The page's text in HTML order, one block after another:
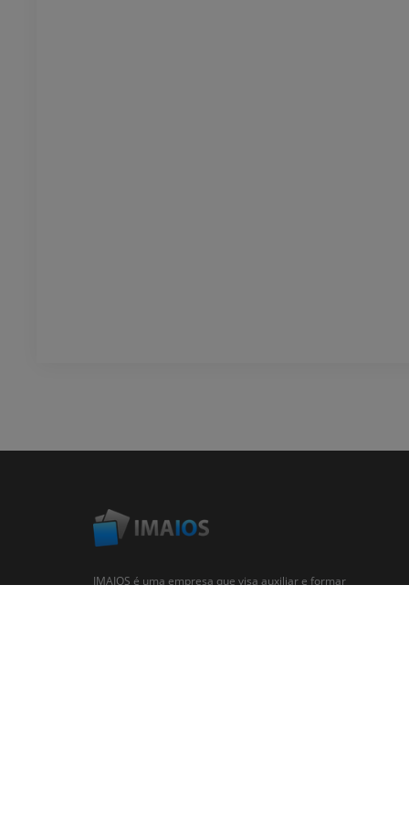
IMAIOS é uma empresa que visa auxiliar e formar